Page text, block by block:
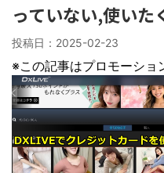
っていない,使いた
投稿日： 2025-02-23
※この記事はプロモーショ